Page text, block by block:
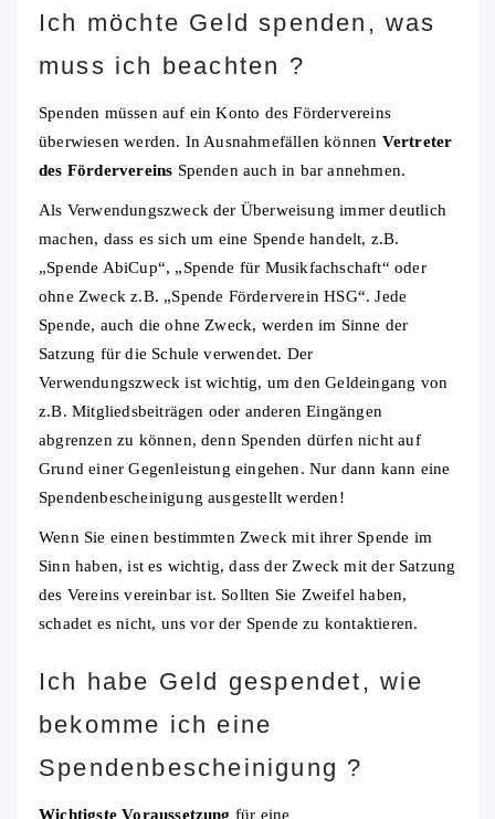
Ich möchte Geld spenden, was
muss ich beachten ?
Spenden müssen auf ein Konto des Fördervereins
überwiesen werden. In Ausnahmefällen können Vertreter
des Fördervereins Spenden auch in bar annehmen.
Als Verwendungszweck der Überweisung immer deutlich
machen, dass es sich um eine Spende handelt, z.B.
„Spende AbiCup“, „Spende für Musikfachschaft“ oder
ohne Zweck z.B. „Spende Förderverein HSG“. Jede
Spende, auch die ohne Zweck, werden im Sinne der
Satzung für die Schule verwendet. Der
Verwendungszweck ist wichtig, um den Geldeingang von
z.B. Mitgliedsbeiträgen oder anderen Eingängen
abgrenzen zu können, denn Spenden dürfen nicht auf
Grund einer Gegenleistung eingehen. Nur dann kann eine
Spendenbescheinigung ausgestellt werden!
Wenn Sie einen bestimmten Zweck mit ihrer Spende im
Sinn haben, ist es wichtig, dass der Zweck mit der Satzung
des Vereins vereinbar ist. Sollten Sie Zweifel haben,
schadet es nicht, uns vor der Spende zu kontaktieren.
Ich habe Geld gespendet, wie
bekomme ich eine
Spendenbescheinigung ?
Wichtigste Voraussetzung für eine